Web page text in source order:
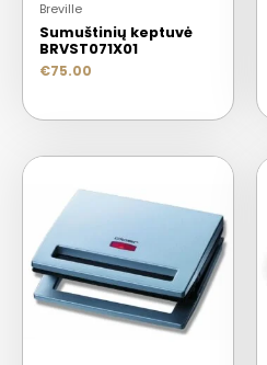
Breville
Sumuštinių keptuvė
BRVST071X01
€75.00